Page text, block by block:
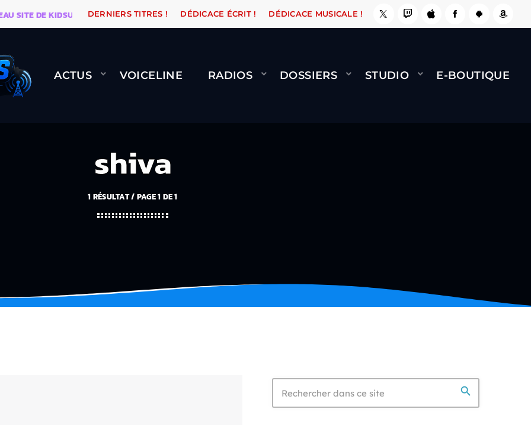
DE KIDSUNE WARÉTRO ORANGE ROAD QUI PASSE, ÇA LE FAIT ! NAMI BERNARD MINET - FLY
DERNIERS TITRES ! DÉDICACE ÉCRIT ! DÉDICACE MUSICALE !
ACTUS VOICELINE RADIOS DOSSIERS STUDIO E-BOUTIQUE
shiva
1 RÉSULTAT / PAGE 1 DE 1
search